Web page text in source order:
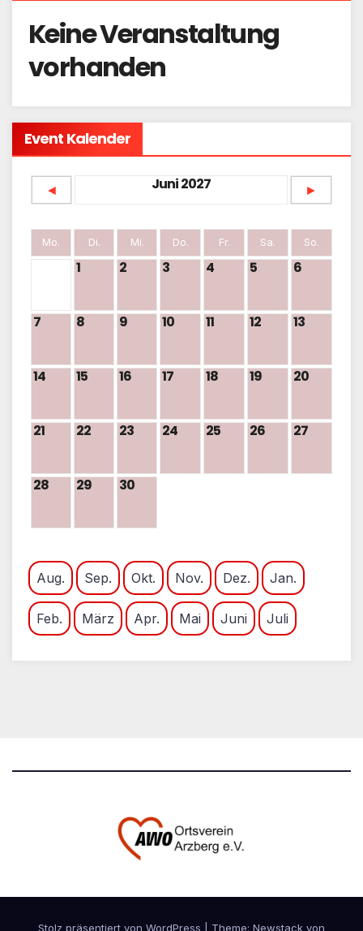
Keine Veranstaltung
vorhanden
Event Kalender
◄ Juni 2027 ►
Mo. Di. Mi. Do. Fr. Sa. So.
1 2 3 4 5 6
7 8 9 10 11 12 13
14 15 16 17 18 19 20
21 22 23 24 25 26 27
28 29 30
Aug. Sep. Okt. Nov. Dez. Jan.
Feb. März Apr. Mai Juni Juli
Stolz präsentiert von WordPress Theme: Newstack von